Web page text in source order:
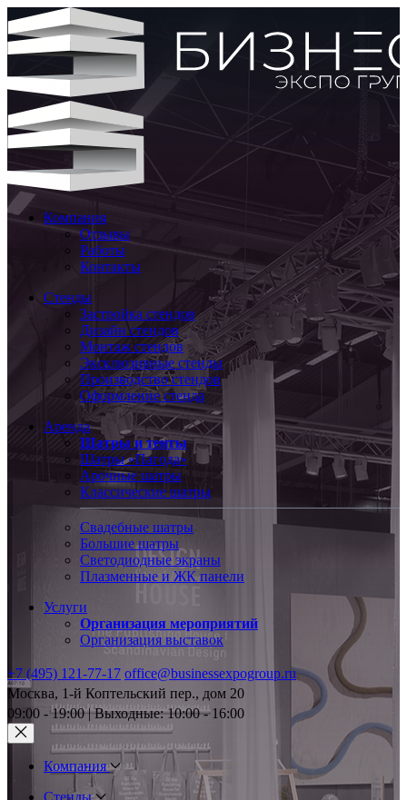
Компания
Отзывы
Работы
Контакты
Стенды
Застройка стендов
Дизайн стендов
Монтаж стендов
Эксклюзивные стенды
Производство стендов
Оформление стенда
Аренда
Шатры и тенты
Шатры «Пагода»
Арочные шатры
Классические шатры
Свадебные шатры
Большие шатры
Светодиодные экраны
Плазменные и ЖК панели
Услуги
Организация мероприятий
Организация выставок
+7 (495) 121-77-17 office@businessexpogroup.ru
Москва, 1-й Коптельский пер., дом 20
09:00 - 19:00 | Выходные: 10:00 - 16:00
Компания
Стенды